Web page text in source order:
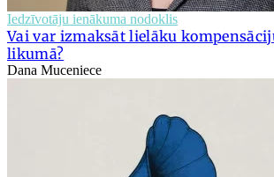
Iedzīvotāju ienākuma nodoklis
Vai var izmaksāt lielāku
likumā?
Dana Muceniece